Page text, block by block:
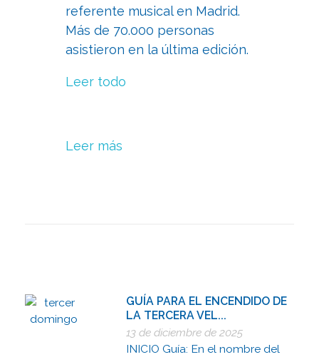
referente musical en Madrid.
Más de 70.000 personas
asistieron en la última edición.
Leer todo
Leer más
GUÍA PARA EL ENCENDIDO DE
LA TERCERA VEL...
13 de diciembre de 2025
INICIO Guía: En el nombre del